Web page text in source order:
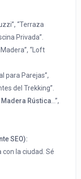
“Terraza
Privada”.
“Loft
para Parejas”,
del Trekking”.
Madera Rústica …”,
SEO):
la ciudad. Sé